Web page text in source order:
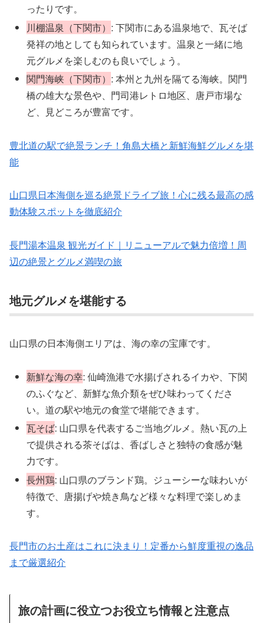
ったりです。
川棚温泉（下関市） : 下関市にある温泉地で、瓦そば
発祥の地としても知られています。温泉と一緒に地
元グルメを楽しむのも良いでしょう。
関門海峡（下関市） : 本州と九州を隔てる海峡。関門
橋の雄大な景色や、門司港レトロ地区、唐戸市場な
ど、見どころが豊富です。
豊北道の駅で絶景ランチ！角島大橋と新鮮海鮮グルメを堪
能
山口県日本海側を巡る絶景ドライブ旅！心に残る最高の感
動体験スポットを徹底紹介
長門湯本温泉 観光ガイド｜リニューアルで魅力倍増！周
辺の絶景とグルメ満喫の旅
地元グルメを堪能する
山口県の日本海側エリアは、海の幸の宝庫です。
新鮮な海の幸: 仙崎漁港で水揚げされるイカや、下関
のふぐなど、新鮮な魚介類をぜひ味わってくださ
い。道の駅や地元の食堂で堪能できます。
瓦そば: 山口県を代表するご当地グルメ。熱い瓦の上
で提供される茶そばは、香ばしさと独特の食感が魅
力です。
長州鶏: 山口県のブランド鶏。ジューシーな味わいが
特徴で、唐揚げや焼き鳥など様々な料理で楽しめま
す。
長門市のお土産はこれに決まり！定番から鮮度重視の逸品
まで厳選紹介
旅の計画に役立つお役立ち情報と注意点